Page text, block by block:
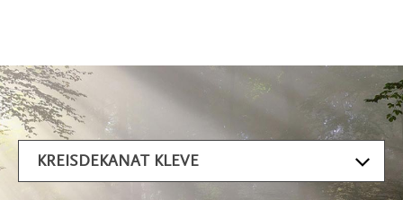
Artikel filtern
KREISDEKANAT KLEVE